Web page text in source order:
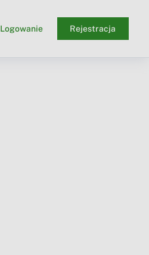
Logowanie Rejestracja